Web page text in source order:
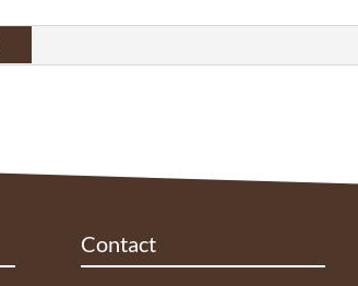
Ananas
rôti
Contact